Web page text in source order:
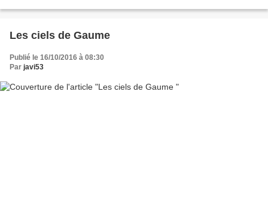
Les ciels de Gaume
Publié le 16/10/2016 à 08:30
Par javi53